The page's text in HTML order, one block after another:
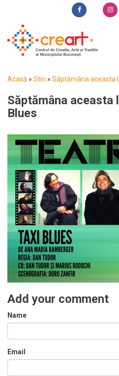
Acasă » Stiri » Săptămâna aceasta
Săptămâna aceasta
Blues
Add your comment
Name
Email